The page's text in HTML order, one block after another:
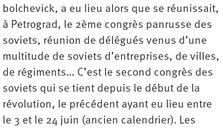
bolchevick, a eu lieu alors que se réunissait,
à Petrograd, le 2ème congrès panrusse des
soviets, réunion de délégués venus d’une
multitude de soviets d’entreprises, de villes,
de régiments… C’est le second congrès des
soviets qui se tient depuis le début de la
révolution, le précédent ayant eu lieu entre
le 3 et le 24 juin (ancien calendrier). Les